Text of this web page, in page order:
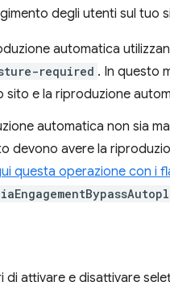
degli utenti sul tuo
automatica
required . In questo
e la riproduzione
automatica non sia
devono avere la
questa operazione con i
attivare e disattivare